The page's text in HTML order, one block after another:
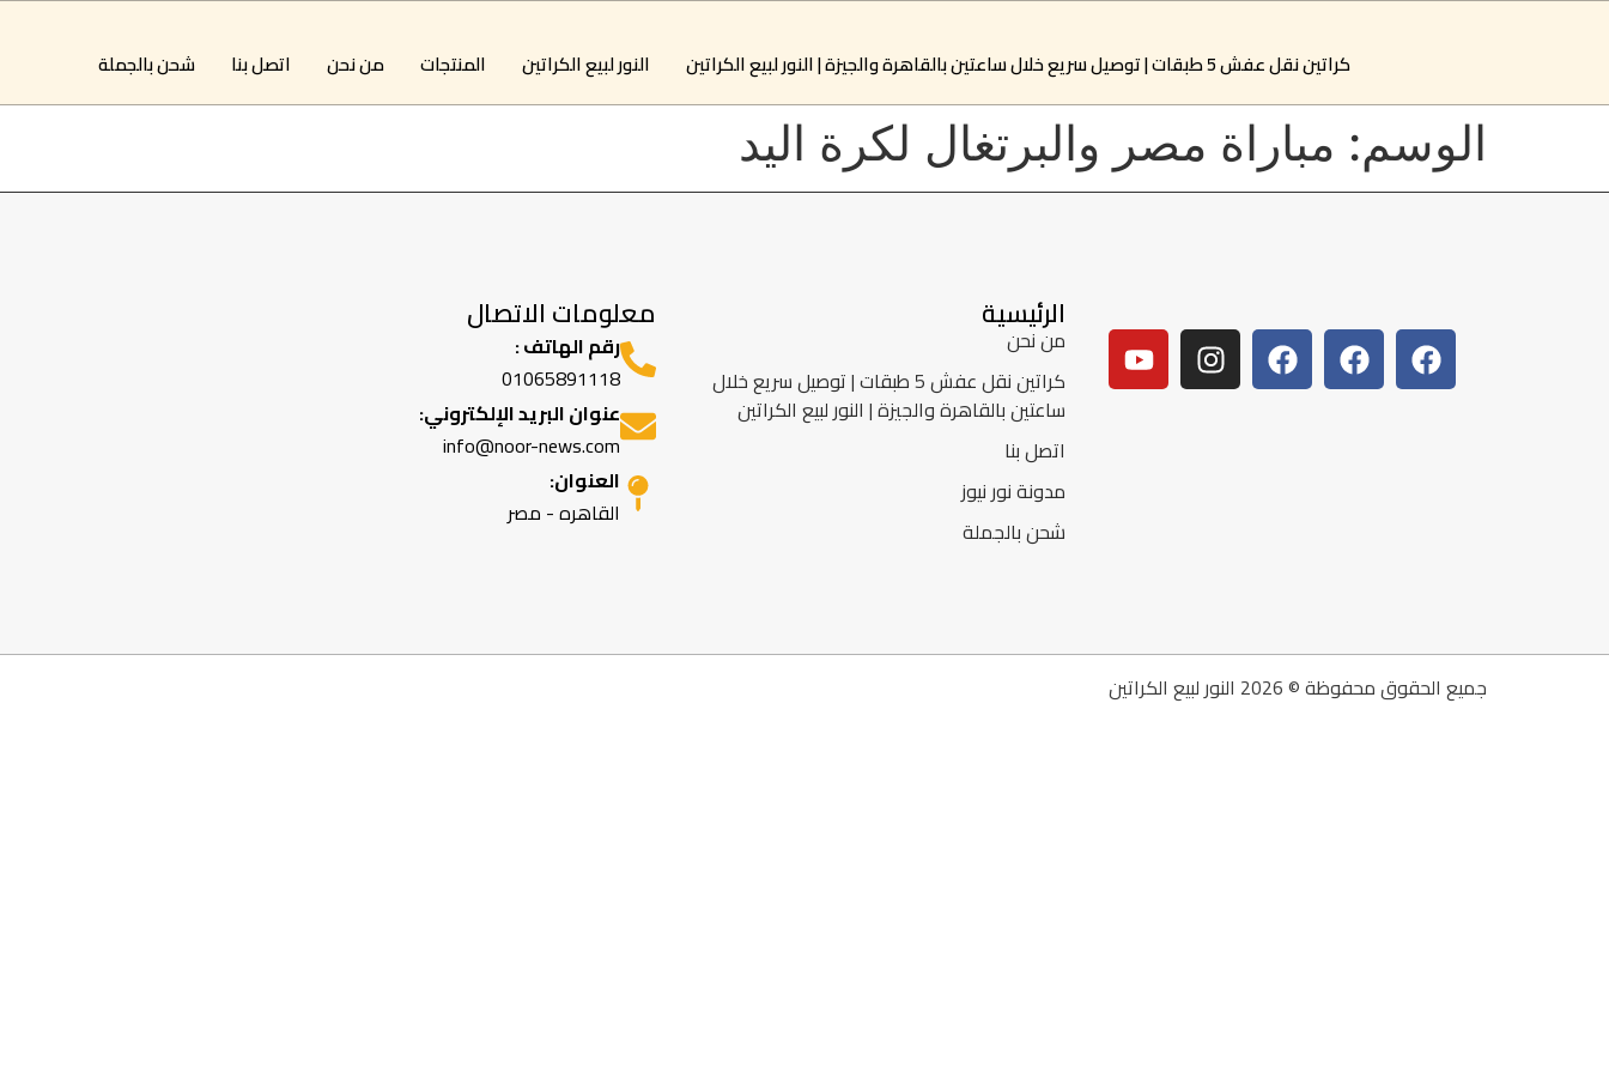
كراتين نقل عفش 5 طبقات | توصيل سريع خلال ساعتين بالقاهرة والجيزة | النور لبيع الكراتين النور لبيع الكراتين المنتجات من نحن اتصل بنا شحن بالجملة
الوسم: مباراة مصر والبرتغال لكرة اليد
الرئيسية
من نحن
كراتين نقل عفش 5 طبقات | توصيل سريع خلال
ساعتين بالقاهرة والجيزة | النور لبيع الكراتين
اتصل بنا
مدونة نور نيوز
شحن بالجملة
معلومات الاتصال
رقم الهاتف :
01065891118
عنوان البريد الإلكتروني:
info@noor-news.com
العنوان:
القاهره - مصر
جميع الحقوق محفوظة © 2026 النور لبيع الكراتين